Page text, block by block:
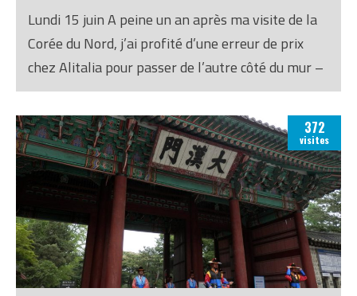
Lundi 15 juin A peine un an après ma visite de la
Corée du Nord, j’ai profité d’une erreur de prix
chez Alitalia pour passer de l’autre côté du mur –
ou plutôt, de la zone démilitarisée – et découvrir
Séoul pendant une semaine. En résumé : c’est un
autre monde.
372
visites